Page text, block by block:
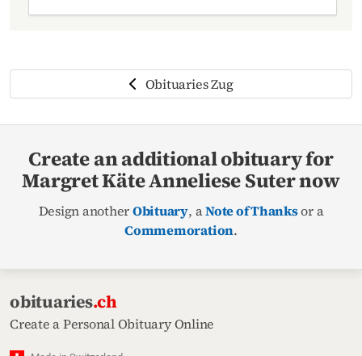
Obituaries Zug
Create an additional obituary for
Margret Käte Anneliese Suter now
Design anotherObituary, aNote of Thanksor a
Commemoration.
obituaries.ch
Create a Personal Obituary Online